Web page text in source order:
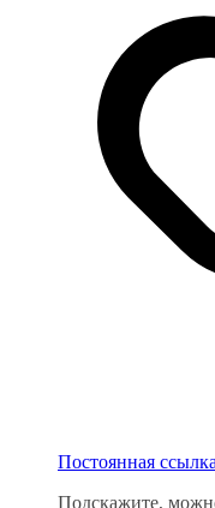
Постоянная ссылка
Подскажите,